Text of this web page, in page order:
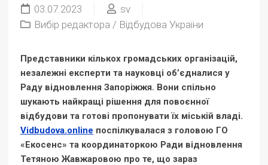
03.07.2023
sv
Вибір редактора / Відбудова України
Представники кількох громадських організацій,
незалежні експерти та науковці об’єдналися у
Раду відновлення Запоріжжя. Вони спільно
шукають найкращі рішення для повоєнної
відбудови та готові пропонувати їх міській владі.
Vidbudova.online поспілкувалася з головою ГО
«Екосенс» та координаторкою Ради відновлення
Тетяною Жавжаровою про те, що зараз